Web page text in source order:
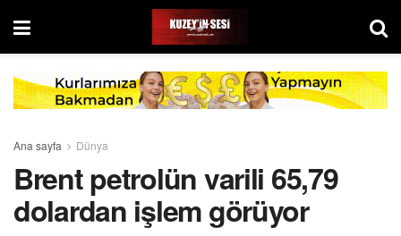
Ana sayfa Dünya
Brent petrolün varili 65,79
dolardan işlem görüyor